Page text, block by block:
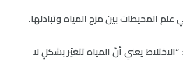
علم المحيطات بين مزج المياه وتبادلها.
يعني أنّ المياه تتغيّر بشكلٍ لا